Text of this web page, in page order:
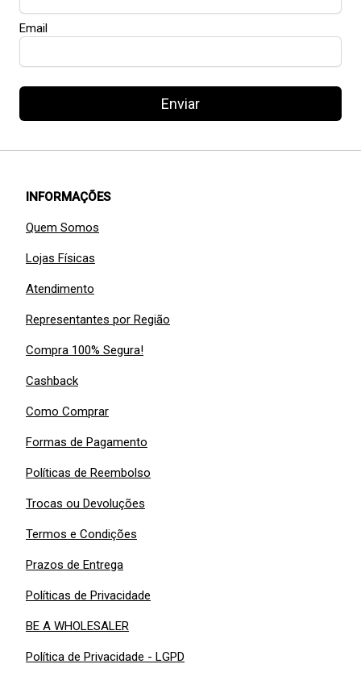
Email
Enviar
INFORMAÇÕES
Quem Somos
Lojas Físicas
Atendimento
Representantes por Região
Compra 100% Segura!
Cashback
Como Comprar
Formas de Pagamento
Políticas de Reembolso
Trocas ou Devoluções
Termos e Condições
Prazos de Entrega
Políticas de Privacidade
BE A WHOLESALER
Política de Privacidade - LGPD